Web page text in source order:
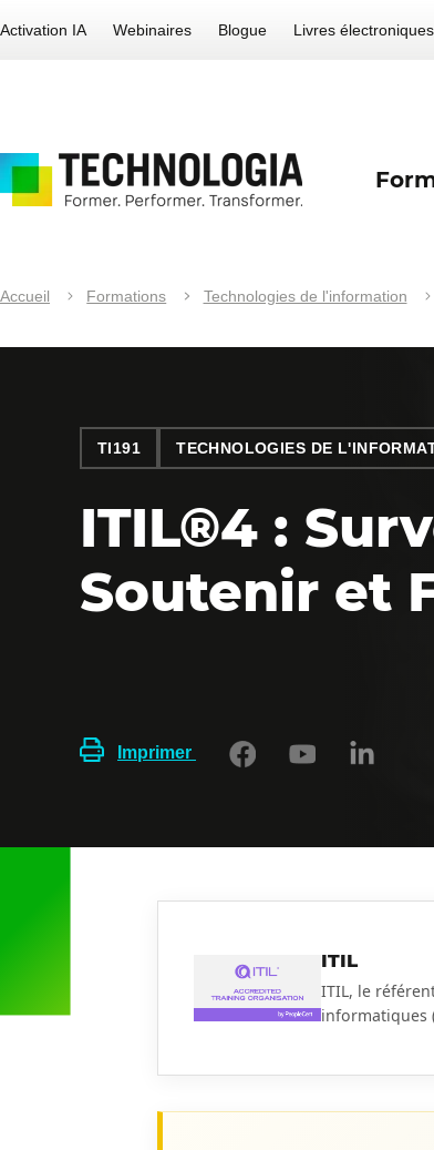
Activation IA Webinaires Blogue Livres électroniques
Accueil Formations Technologies de l'information
TI191 TECHNOLOGIES DE
ITIL®4 :
Soutenir et
Imprimer
ITIL
ITIL, le
informatiques